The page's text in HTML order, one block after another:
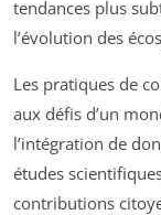
tendances plus
l’évolution des
Les pratiques de
aux défis d’un
l’intégration de
études
contributions